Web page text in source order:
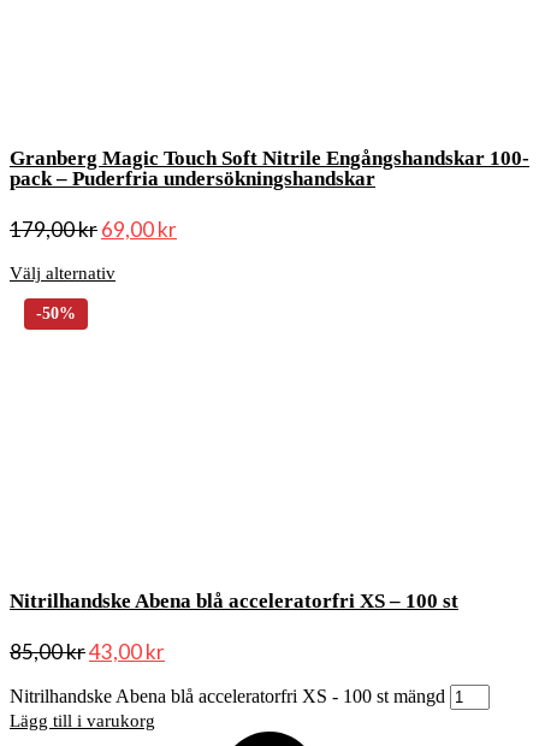
Granberg Magic Touch Soft Nitrile Engångshandskar 100-
pack – Puderfria undersökningshandskar
179,00kr69,00kr
Välj alternativ
Nitrilhandske Abena blå acceleratorfri XS – 100 st
85,00kr43,00kr
Nitrilhandske Abena blå acceleratorfri XS - 100 st mängd
Lägg till i varukorg